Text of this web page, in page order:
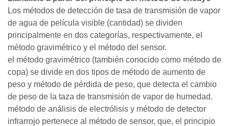
Los métodos de detección de tasa de transmisión de vapor
de agua de película visible (cantidad) se dividen
principalmente en dos categorías, respectivamente, el
método gravimétrico y el método del sensor.
el método gravimétrico (también conocido como método de
copa) se divide en dos tipos de método de aumento de
peso y método de pérdida de peso, que detecta el cambio
de peso de la taza de transmisión de vapor de humedad.
método de análisis de electrólisis y método de detector
infrarrojo pertenece al método de sensor, que, el principio